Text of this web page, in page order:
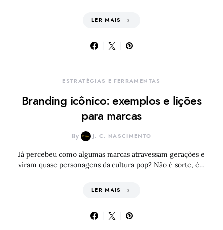
LER MAIS
ESTRATÉGIAS E FERRAMENTAS
Branding icônico: exemplos e lições
para marcas
By J. C. NASCIMENTO
Já percebeu como algumas marcas atravessam gerações e
viram quase personagens da cultura pop? Não é sorte, é…
LER MAIS